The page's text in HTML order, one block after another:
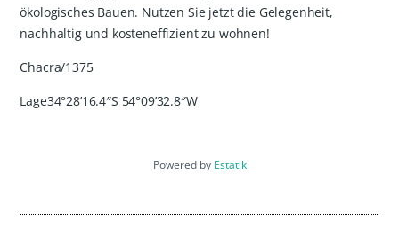
ökologisches Bauen. Nutzen Sie jetzt die Gelegenheit,
nachhaltig und kosteneffizient zu wohnen!
Chacra/1375
Lage34°28’16.4″S 54°09’32.8″W
Powered by Estatik